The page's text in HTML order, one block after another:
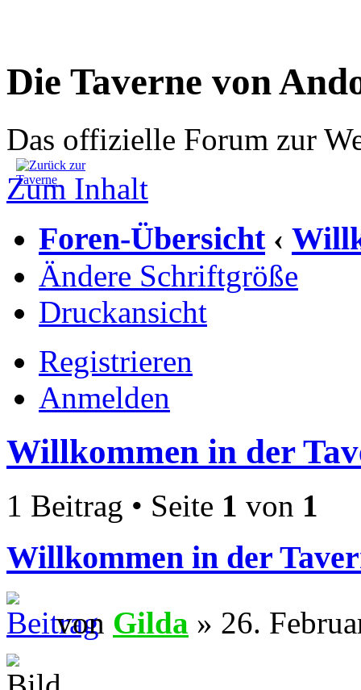
Die Taverne von
Das offizielle Forum zur
Zum Inhalt
Foren-Übersicht ‹
Ändere Schriftgröße
Druckansicht
Registrieren
Anmelden
Willkommen in der
1 Beitrag • Seite 1 von 1
Willkommen in der
von Gilda » 26.